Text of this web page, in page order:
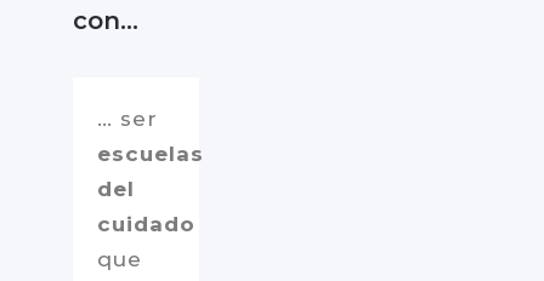
con…
… ser
escuelas
del
cuidado
que